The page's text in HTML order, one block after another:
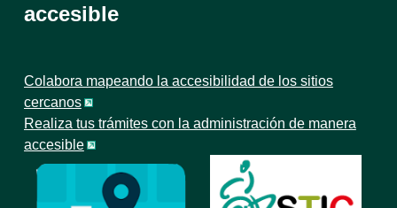
accesible
Colabora mapeando la accesibilidad de los sitios
cercanos
Realiza tus trámites con la administración de manera
accesible